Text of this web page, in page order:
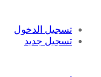
تسجيل الدخول
تسجيل جديد